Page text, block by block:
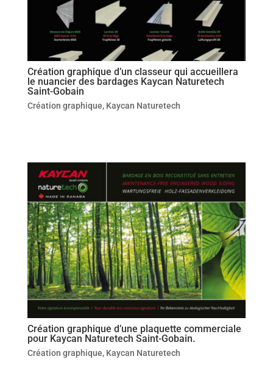
Création graphique d’un classeur qui accueillera
le nuancier des bardages Kaycan Naturetech
Saint-Gobain
Création graphique, Kaycan Naturetech
Création graphique d’une plaquette commerciale
pour Kaycan Naturetech Saint-Gobain.
Création graphique, Kaycan Naturetech